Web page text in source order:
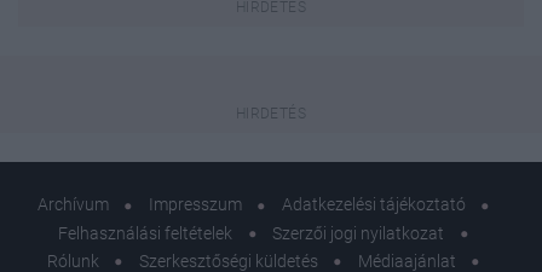
Archívum Impresszum
Adatkezelési tájékoztató
Felhasználási feltételek
Szerzői jogi nyilatkozat
Rólunk
Szerkesztőségi küldetés
Médiaajánlat